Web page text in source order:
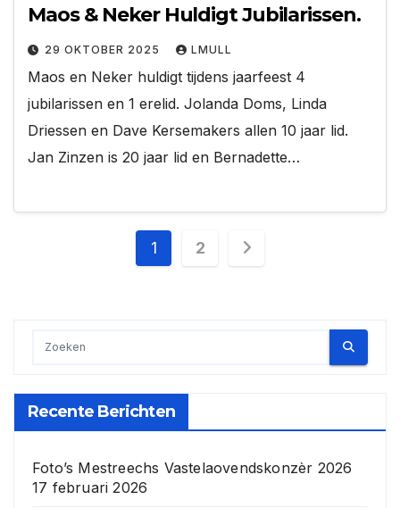
Maos & Neker Huldigt Jubilarissen.
29 OKTOBER 2025 LMULL
Maos en Neker huldigt tijdens jaarfeest 4
jubilarissen en 1 erelid. Jolanda Doms, Linda
Driessen en Dave Kersemakers allen 10 jaar lid.
Jan Zinzen is 20 jaar lid en Bernadette…
Berichten
1 2
Recente Berichten
Foto’s Mestreechs Vastelaovendskonzèr 2026
17 februari 2026